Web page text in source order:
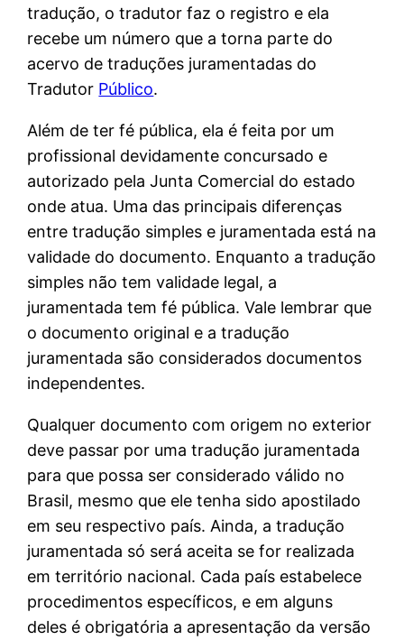
tradução, o tradutor faz o registro e ela
recebe um número que a torna parte do
acervo de traduções juramentadas do
Tradutor Público.
Além de ter fé pública, ela é feita por um
profissional devidamente concursado e
autorizado pela Junta Comercial do estado
onde atua. Uma das principais diferenças
entre tradução simples e juramentada está na
validade do documento. Enquanto a tradução
simples não tem validade legal, a
juramentada tem fé pública. Vale lembrar que
o documento original e a tradução
juramentada são considerados documentos
independentes.
Qualquer documento com origem no exterior
deve passar por uma tradução juramentada
para que possa ser considerado válido no
Brasil, mesmo que ele tenha sido apostilado
em seu respectivo país. Ainda, a tradução
juramentada só será aceita se for realizada
em território nacional. Cada país estabelece
procedimentos específicos, e em alguns
deles é obrigatória a apresentação da versão